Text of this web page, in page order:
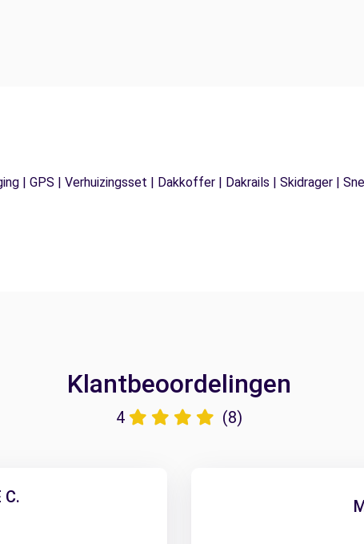
| GPS | Verhuizingsset | Dakkoffer | Dakrails | Skidrager |
Klantbeoordelingen
4 (8)
C.